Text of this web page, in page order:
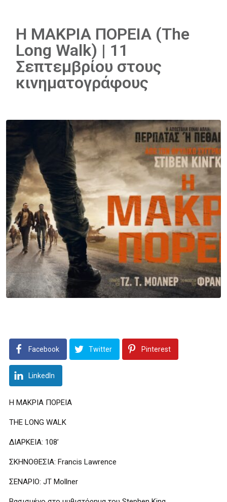
Η ΜΑΚΡΙΑ ΠΟΡΕΙΑ (The
Long Walk) | 11
Σεπτεμβρίου στους
κινηματογράφους
Facebook Twitter Pinterest
LinkedIn
Η ΜΑΚΡΙΑ ΠΟΡΕΙΑ
THE LONG WALK
ΔΙΑΡΚΕΙΑ: 108’
ΣΚΗΝΟΘΕΣΙΑ: Francis Lawrence
ΣΕΝΑΡΙΟ: JT Mollner